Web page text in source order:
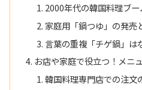
2000年代の韓国料理ブ
家庭用「鍋つゆ」の発売
言葉の重複「チゲ鍋」は
お店や家庭で役立つ！メニ
韓国料理専門店での注文